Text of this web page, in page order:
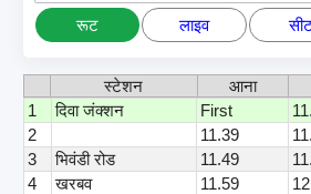
रूट लाइव
स्टेशन आना
1
दिवा जंक्शन First
2
11.39
3
भिवंडी रोड 11.49
4
खरबव 11.59